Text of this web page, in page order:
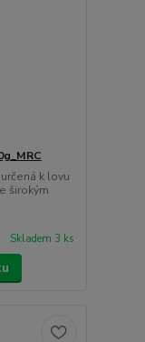
k lovu
širokým
Skladem 3 ks